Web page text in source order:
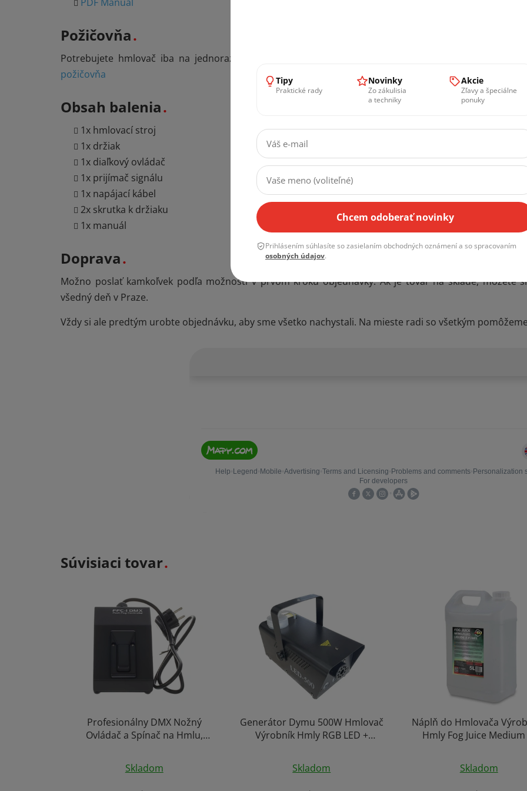
Požičovňa
Potrebujete hmlovač iba na jednorazové natáčanie, fotenie, oslavu narodenín alebo giga párty?
požičovňa
Obsah balenia
1x hmlovací stroj
1x držiak
1x diaľkový ovládač
1x prijímač signálu
1x napájací kábel
2x skrutka k držiaku
1x manuál
Doprava
Možno poslať kamkoľvek podľa možností v prvom kroku objednávky. Ak je tovar na sklade, môžete
všedný deň v Praze.
Vždy si ale predtým urobte objednávku, aby sme všetko nachystali. Na mieste radi so všetkým
Súvisiaci tovar
Profesionálny DMX Nožný
Ovládač a Spínač na Hmlu,
& Outdoor
Skladom
Generátor Dymu 500W Hmlovač
Výrobník Hmly RGB LED +
hodnotenie
Skladom
Náplň do Hmlovača
Hmly Fog Juice
Skladom
Tipy
Praktické rady
Novinky
Zo zákulisia
a techniky
Akcie
Zľavy a špeciálne
ponuky
Chcem odoberať novinky
Prihlásením súhlasíte so zasielaním obchodných oznámení a so spracovaním
osobných údajov.